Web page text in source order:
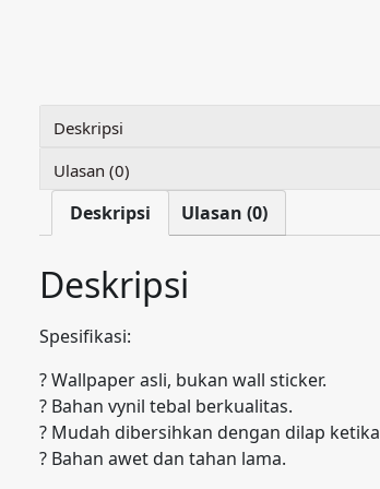
Deskripsi
Ulasan (0)
Deskripsi Ulasan (0)
Deskripsi
Spesifikasi:
? Wallpaper asli, bukan wall sticker.
? Bahan vynil tebal berkualitas.
? Mudah dibersihkan dengan dilap
? Bahan awet dan tahan lama.